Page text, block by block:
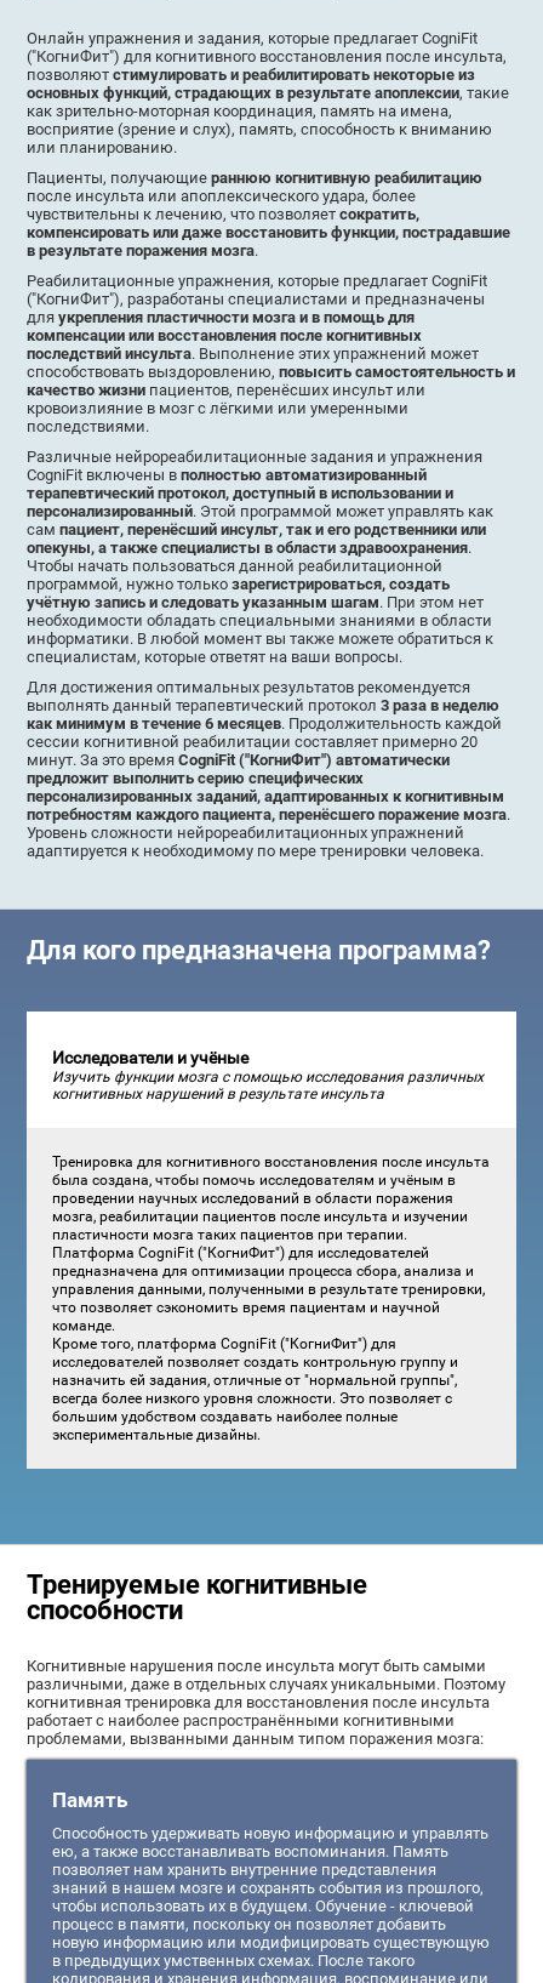
Онлайн упражнения и задания, которые предлагает CogniFit
("КогниФит") для когнитивного восстановления после инсульта,
позволяютстимулировать и реабилитировать некоторые из
основных функций, страдающих в результате апоплексии, такие
как зрительно-моторная координация, память на имена,
восприятие (зрение и слух), память, способность к вниманию
или планированию.
Пациенты, получающиераннюю когнитивную реабилитацию
после инсульта или апоплексического удара, более
чувствительны к лечению, что позволяетсократить,
компенсировать или даже восстановить функции, пострадавшие
в результате поражения мозга.
Реабилитационные упражнения, которые предлагает CogniFit
("КогниФит"), разработаны специалистами и предназначены
дляукрепления пластичности мозга и в помощь для
компенсации или восстановления после когнитивных
последствий инсульта. Выполнение этих упражнений может
способствовать выздоровлению,повысить самостоятельность и
качество жизни пациентов, перенёсших инсульт или
кровоизлияние в мозг с лёгкими или умеренными
последствиями.
Различные нейрореабилитационные задания и упражнения
CogniFit включены вполностью автоматизированный
терапевтический протокол, доступный в использовании и
персонализированный. Этой программой может управлять как
сампациент, перенёсший инсульт, так и его родственники или
опекуны, а также специалисты в области здравоохранения.
Чтобы начать пользоваться данной реабилитационной
программой, нужно толькозарегистрироваться, создать
учётную запись и следовать указанным шагам. При этом нет
необходимости обладать специальными знаниями в области
информатики. В любой момент вы также можете обратиться к
специалистам, которые ответят на ваши вопросы.
Для достижения оптимальных результатов рекомендуется
выполнять данный терапевтический протокол3 раза в неделю
как минимум в течение 6 месяцев. Продолжительность каждой
сессии когнитивной реабилитации составляет примерно 20
минут. За это времяCogniFit ("КогниФит") автоматически
предложит выполнить серию специфических
персонализированных заданий, адаптированных к когнитивным
потребностям каждого пациента, перенёсшего поражение мозга.
Уровень сложности нейрореабилитационных упражнений
адаптируется к необходимому по мере тренировки человека.
Для кого предназначена программа?
Исследователи и учёные
Изучить функции мозга с помощью исследования различных
когнитивных нарушений в результате инсульта
Тренировка для когнитивного восстановления после инсульта
была создана, чтобы помочь исследователям и учёным в
проведении научных исследований в области поражения
мозга, реабилитации пациентов после инсульта и изучении
пластичности мозга таких пациентов при терапии.
Платформа CogniFit ("КогниФит") для исследователей
предназначена для оптимизации процесса сбора, анализа и
управления данными, полученными в результате тренировки,
что позволяет сэкономить время пациентам и научной
команде.
Кроме того, платформа CogniFit ("КогниФит") для
исследователей позволяет создать контрольную группу и
назначить ей задания, отличные от "нормальной группы",
всегда более низкого уровня сложности. Это позволяет с
большим удобством создавать наиболее полные
экспериментальные дизайны.
Тренируемые когнитивные
способности
Когнитивные нарушения после инсульта могут быть самыми
различными, даже в отдельных случаях уникальными. Поэтому
когнитивная тренировка для восстановления после инсульта
работает с наиболее распространёнными когнитивными
проблемами, вызванными данным типом поражения мозга:
Память
Способность удерживать новую информацию и управлять
ею, а также восстанавливать воспоминания. Память
позволяет нам хранить внутренние представления
знаний в нашем мозге и сохранять события из прошлого,
чтобы использовать их в будущем. Обучение - ключевой
процесс в памяти, поскольку он позволяет добавить
новую информацию или модифицировать существующую
в предыдущих умственных схемах. После такого
кодирования и хранения информация, воспоминание или